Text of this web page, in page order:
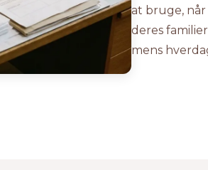
at bruge,
deres
mens